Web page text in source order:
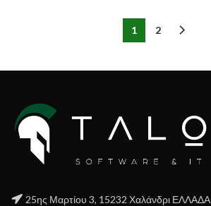
1 2
25ης Μαρτίου 3, 15232 Χαλάνδρι ΕΛΛΑΔΑ